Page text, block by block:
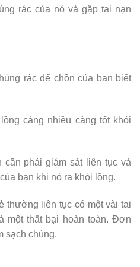
rác của nó và gặp tai nạn
rác để chồn của bạn biết
càng nhiều càng tốt khỏi
cần phải giám sát liên tục và
bạn khi nó ra khỏi lồng.
thường liên tục có một vài tai
một thất bại hoàn toàn. Đơn
sạch chúng.